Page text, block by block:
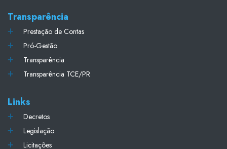
Transparência
Prestação de Contas
Pró-Gestão
Transparência
Transparência TCE/PR
Links
Decretos
Legislação
Licitações